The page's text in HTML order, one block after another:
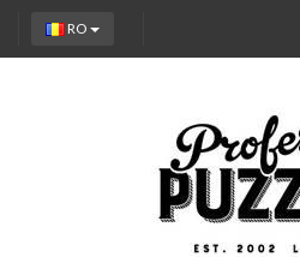
RO